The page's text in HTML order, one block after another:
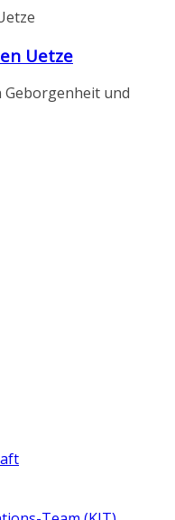
Uetze
und